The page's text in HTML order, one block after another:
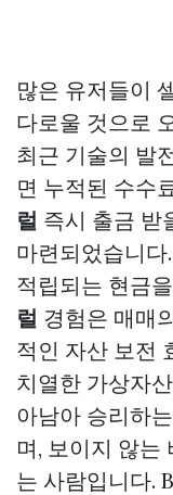
많은 유저들이
다로울 것으로
최근 기술의 발
면 누적된 수수
럴 즉시 출금 받
마련되었습니
적립되는 현금
럴 경험은 매매
적인 자산 보전
치열한 가상자
아남아 승리하
며, 보이지 않는
는 사람입니다.